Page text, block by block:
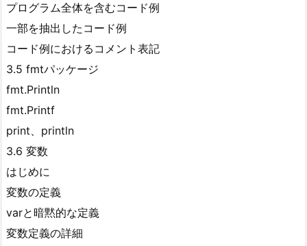
プログラム全体を含むコード例
一部を抽出したコード例
コード例におけるコメント表記
3.5 fmtパッケージ
fmt.Println
fmt.Printf
print、println
3.6 変数
はじめに
変数の定義
varと暗黙的な定義
変数定義の詳細